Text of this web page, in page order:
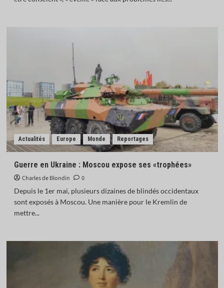
Actualités Europe Monde Reportages
Guerre en Ukraine : Moscou expose ses «trophées»
Charles de Blondin
0
Depuis le 1er mai, plusieurs dizaines de blindés occidentaux
sont exposés à Moscou. Une manière pour le Kremlin de
mettre...